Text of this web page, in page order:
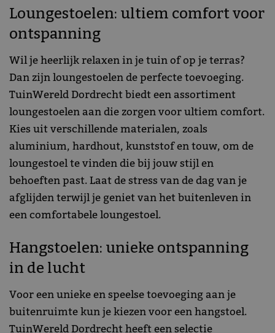
Loungestoelen: ultiem comfort voor
ontspanning
Wil je heerlijk relaxen in je tuin of op je terras?
Dan zijn loungestoelen de perfecte toevoeging.
TuinWereld Dordrecht biedt een assortiment
loungestoelen aan die zorgen voor ultiem comfort.
Kies uit verschillende materialen, zoals
aluminium, hardhout, kunststof en touw, om de
loungestoel te vinden die bij jouw stijl en
behoeften past. Laat de stress van de dag van je
afglijden terwijl je geniet van het buitenleven in
een comfortabele loungestoel.
Hangstoelen: unieke ontspanning
in de lucht
Voor een unieke en speelse toevoeging aan je
buitenruimte kun je kiezen voor een hangstoel.
TuinWereld Dordrecht heeft een selectie